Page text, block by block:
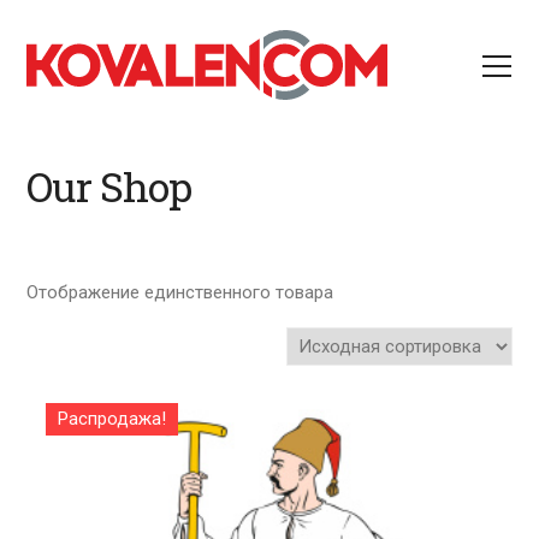
Our Shop
Отображение единственного товара
Распродажа!